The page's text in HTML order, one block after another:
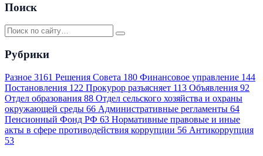
Поиск
Рубрики
Разное 3161 Решения Совета 180 Финансовое управление 144
Постановления 122 Прокурор разъясняет 113 Объявления 92
Отдел образования 88 Отдел сельского хозяйства и охраны
окружающей среды 66 Административные регламенты 64
Пенсионный Фонд РФ 63 Нормативные правовые и иные
акты в сфере противодействия коррупции 56 Антикоррупция
53